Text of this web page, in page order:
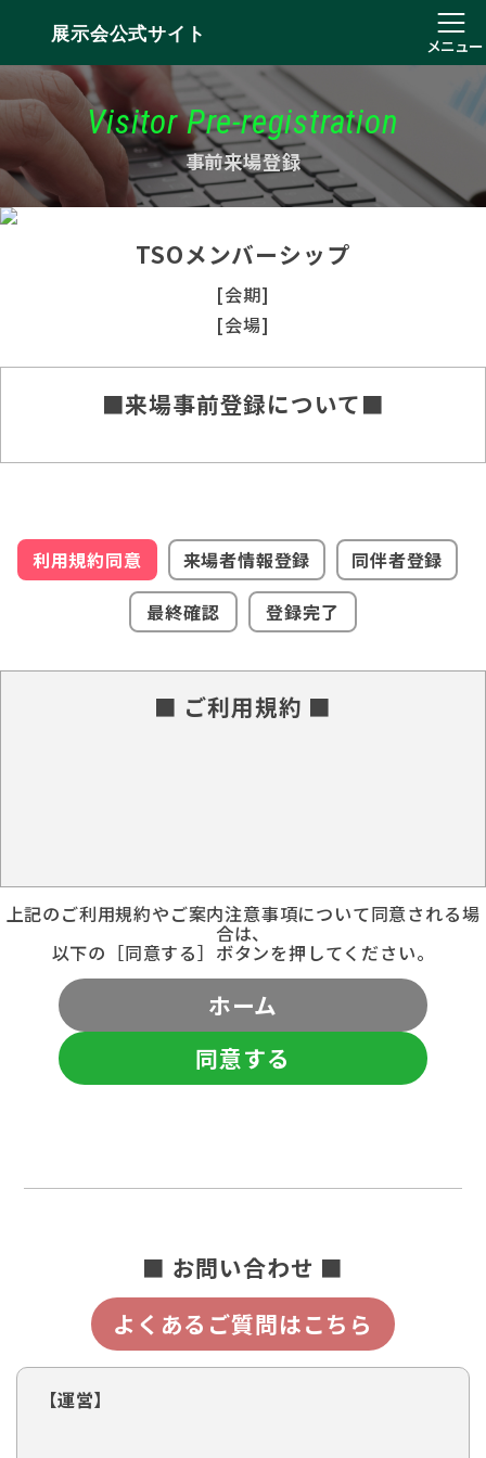
展示会公式サイト
メニュー
Visitor Pre-registration
事前来場登録
TSOメンバーシップ
[会期]
[会場]
■来場事前登録について■
利用規約同意 来場者情報登録
同伴者登録
最終確認
登録完了
■ ご利用規約 ■
上記のご利用規約やご案内注意事項について同意される場
合は、
以下の［同意する］ボタンを押してください。
ホーム
同意する
■ お問い合わせ ■
よくあるご質問はこちら
【運営】